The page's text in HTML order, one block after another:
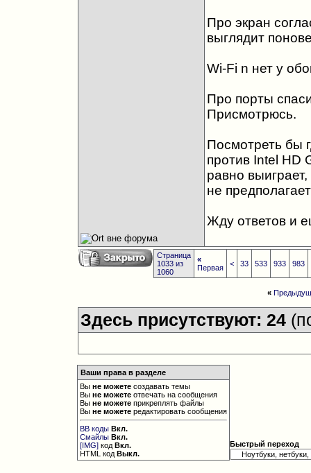
Про экран
выглядит
Wi-Fi n нет у
Про порты
Присмотрюсь.
Посмотреть бы
против Intel HD
равно
не
Жду ответов и
Страница
1033 из
1060
«
Первая
< 33 533 933 983
«
Здесь присутствуют: 24
Ваши права в разделе
Выне можете создавать темы
Выне можете отвечать на сообщения
Выне можете прикреплять файлы
Выне можете редактировать сообщения
BB коды Вкл.
Смайлы Вкл.
[IMG] кодВкл.
HTML кодВыкл.
Быстрый переход